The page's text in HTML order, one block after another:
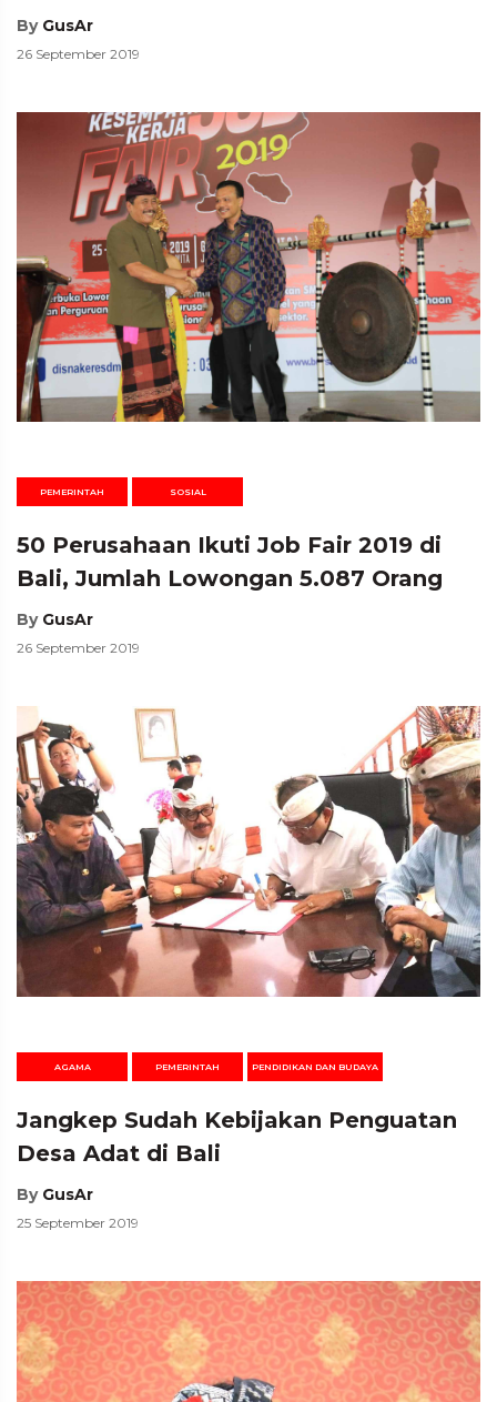
By GusAr
26 September 2019
PEMERINTAH SOSIAL
50 Perusahaan Ikuti Job Fair 2019 di
Bali, Jumlah Lowongan 5.087 Orang
By GusAr
26 September 2019
AGAMA PEMERINTAH PENDIDIKAN DAN BUDAYA
Jangkep Sudah Kebijakan Penguatan
Desa Adat di Bali
By GusAr
25 September 2019